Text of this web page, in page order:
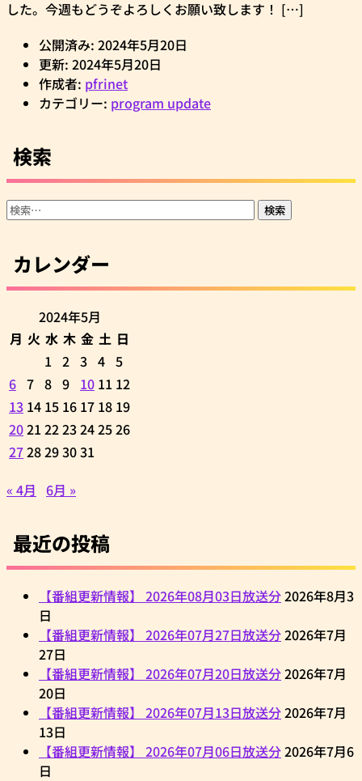
した。今週もどうぞよろしくお願い致します！ […]
公開済み: 2024年5月20日
更新: 2024年5月20日
作成者: pfrinet
カテゴリー: program update
検索
検
カレンダー
2024年5月
月 火 水 木 金 土 日
1 2 3 4 5
6 7 8 9 10 11 12
13 14 15 16 17 18 19
20212223242526
2728293031
« 4月 6月 »
最近の投稿
【番組更新情報】 2026年08月03日放送分2026年8月3
日
【番組更新情報】 2026年07月27日放送分2026年7月
27日
【番組更新情報】 2026年07月20日放送分2026年7月
20日
【番組更新情報】 2026年07月13日放送分2026年7月
13日
【番組更新情報】 2026年07月06日放送分2026年7月6
日